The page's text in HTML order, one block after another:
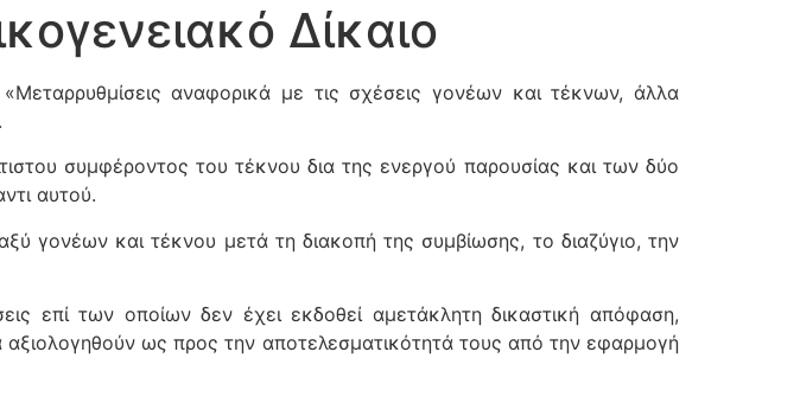
Δίκαιο
αναφορικά με τις σχέσεις γονέων και τέκνων, άλλα
συμφέροντος του τέκνου δια της ενεργού παρουσίας και των δύο
αυτού.
γονέων και τέκνου μετά τη διακοπή της συμβίωσης, το διαζύγιο, την
επί των οποίων δεν έχει εκδοθεί αμετάκλητη δικαστική απόφαση,
αξιολογηθούν ως προς την αποτελεσματικότητά τους από την εφαρμογή